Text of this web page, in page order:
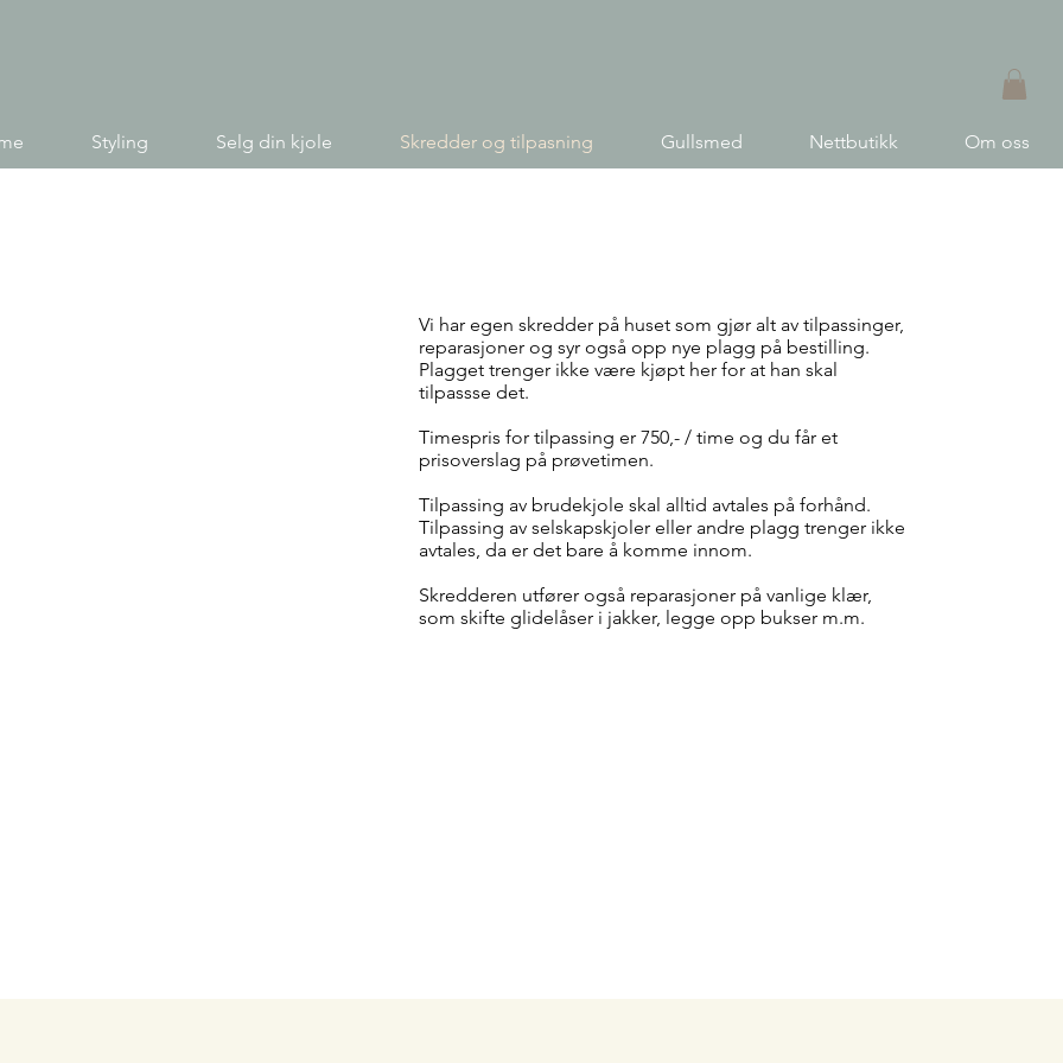
Styling Selg din kjole Skredder og tilpasning Gullsmed Nettbutikk Om oss
Vi har egen skredder på huset som gjør alt av tilpassinger,
reparasjoner og syr også opp nye plagg på bestilling.
Plagget trenger ikke være kjøpt her for at han skal
tilpassse det.
Timespris for tilpassing er 750,- / time og du får et
prisoverslag på prøvetimen.
Tilpassing av brudekjole skal alltid avtales på forhånd.
Tilpassing av selskapskjoler eller andre plagg trenger ikke
avtales, da er det bare å komme innom.
Skredderen utfører også reparasjoner på vanlige klær,
som skifte glidelåser i jakker, legge opp bukser m.m.